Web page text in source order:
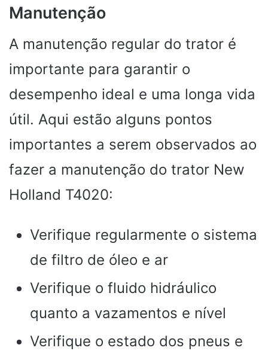
Manutenção
A manutenção regular do trator é
importante para garantir o
desempenho ideal e uma longa vida
útil. Aqui estão alguns pontos
importantes a serem observados ao
fazer a manutenção do trator New
Holland T4020:
Verifique regularmente o sistema
de filtro de óleo e ar
Verifique o fluido hidráulico
quanto a vazamentos e nível
Verifique o estado dos pneus e